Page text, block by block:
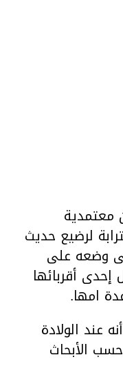
معتمدية
لرضيع حديث
وضعه على
أقربائها
امها.
عند الولادة
الأبحاث